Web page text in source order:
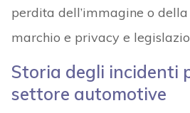
perdita dell’immagine o
marchio e privacy e
Storia degli incidenti
settore automotive